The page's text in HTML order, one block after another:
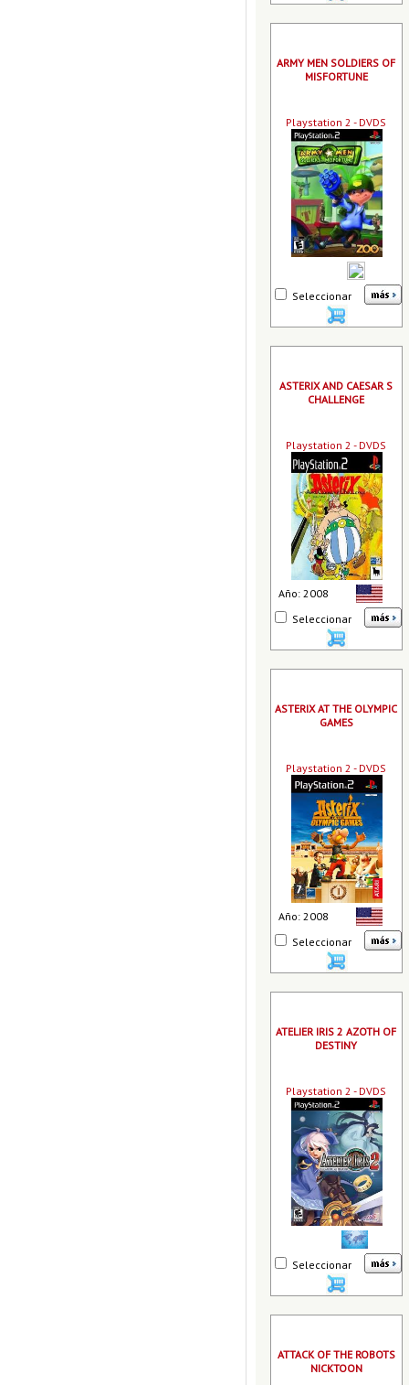
ARMY MEN SOLDIERS OF
MISFORTUNE
Playstation 2 - DVDS
Seleccionar
ASTERIX AND CAESAR S
CHALLENGE
Playstation 2 - DVDS
Año: 2008
Seleccionar
ASTERIX AT THE OLYMPIC
GAMES
Playstation 2 - DVDS
Año: 2008
Seleccionar
ATELIER IRIS 2 AZOTH OF
DESTINY
Playstation 2 - DVDS
Seleccionar
ATTACK OF THE ROBOTS
NICKTOON